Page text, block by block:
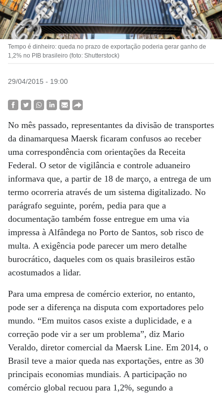
Tempo é dinheiro: queda no prazo de exportação poderia gerar ganho de
1,2% no PIB brasileiro (foto: Shutterstock)
29/04/2015 - 19:00
No mês passado, representantes da divisão de transportes
da dinamarquesa Maersk ficaram confusos ao receber
uma correspondência com orientações da Receita
Federal. O setor de vigilância e controle aduaneiro
informava que, a partir de 18 de março, a entrega de um
termo ocorreria através de um sistema digitalizado. No
parágrafo seguinte, porém, pedia para que a
documentação também fosse entregue em uma via
impressa à Alfândega no Porto de Santos, sob risco de
multa. A exigência pode parecer um mero detalhe
burocrático, daqueles com os quais brasileiros estão
acostumados a lidar.
Para uma empresa de comércio exterior, no entanto,
pode ser a diferença na disputa com exportadores pelo
mundo. “Em muitos casos existe a duplicidade, e a
correção pode vir a ser um problema”, diz Mario
Veraldo, diretor comercial da Maersk Line. Em 2014, o
Brasil teve a maior queda nas exportações, entre as 30
principais economias mundiais. A participação no
comércio global recuou para 1,2%, segundo a